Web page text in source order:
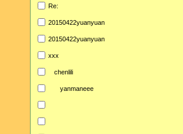
Re:
20150422yuanyuan
20150422yuanyuan
xxx
chenlili
yanmaneee